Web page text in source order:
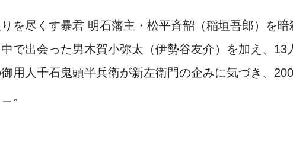
を尽くす暴君 明石藩主・松平斉韶（稲垣吾郎）を
で出会った男木賀小弥太（伊勢谷友介）を加え、
用人千石鬼頭半兵衛が新左衛門の企みに気づき、
。